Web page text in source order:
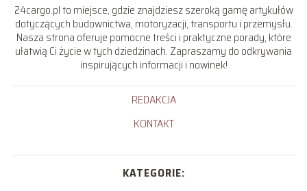
24cargo.pl to miejsce, gdzie znajdziesz szeroką gamę artykułów
dotyczących budownictwa, motoryzacji, transportu i przemysłu.
Nasza strona oferuje pomocne treści i praktyczne porady, które
ułatwią Ci życie w tych dziedzinach. Zapraszamy do odkrywania
inspirujących informacji i nowinek!
REDAKCJA
KONTAKT
KATEGORIE: